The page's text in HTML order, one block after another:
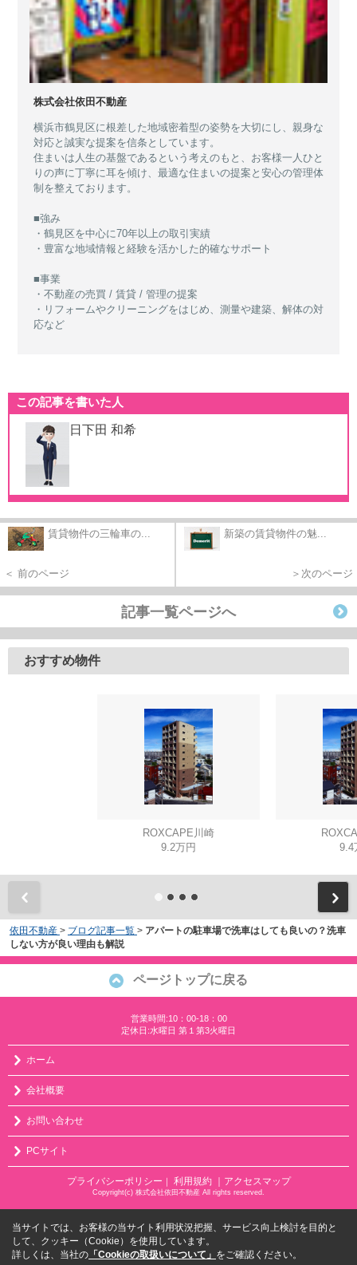
株式会社依田不動産
横浜市鶴見区に根差した地域密着型の姿勢を大切にし、親身な
対応と誠実な提案を信条としています。
住まいは人生の基盤であるという考えのもと、お客様一人ひと
りの声に丁寧に耳を傾け、最適な住まいの提案と安心の管理体
制を整えております。
■強み
・鶴見区を中心に70年以上の取引実績
・豊富な地域情報と経験を活かした的確なサポート
■事業
・不動産の売買 / 賃貸 / 管理の提案
・リフォームやクリーニングをはじめ、測量や建築、解体の対
応など
この記事を書いた人
日下田 和希
賃貸物件の三輪車の...
＜ 前のページ
新築の賃貸物件の魅...
＞次のページ
記事一覧ページへ
おすすめ物件
ROXCAPE川崎
9.2万円
9.4
依田不動産 > ブログ記事一覧 > アパートの駐車場で洗車はしても良いの？洗車
しない方が良い理由も解説
ページトップに戻る
営業時間:10：00-18：00
定休日:水曜日 第１第3火曜日
ホーム
会社概要
お問い合わせ
PCサイト
プライバシーポリシー 利用規約 ｜アクセスマップ
Copyright(c) 株式会社依田不動産 All rights reserved.
当サイトでは、お客様の当サイト利用状況把握、サービス向上検討を目的と
して、クッキー（Cookie）を使用しています。
詳しくは、当社の 「Cookieの取扱いについて」 をご確認ください。